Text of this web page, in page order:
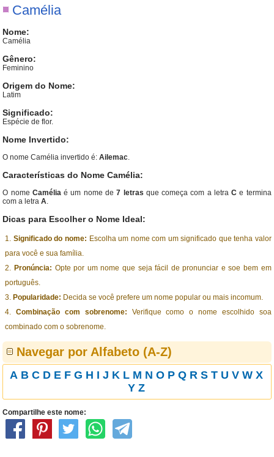
Camélia
Nome:
Camélia
Gênero:
Feminino
Origem do Nome:
Latim
Significado:
Espécie de flor.
Nome Invertido:
O nome Camélia invertido é:Ailemac.
Características do Nome Camélia:
O nome Caméliaé um nome de7 letras que começa com a letraC e termina
com a letraA.
Dicas para Escolher o Nome Ideal:
Significado do nome: Escolha um nome com um significado que tenha valor
para você e sua família.
Pronúncia: Opte por um nome que seja fácil de pronunciar e soe bem em
português.
Popularidade: Decida se você prefere um nome popular ou mais incomum.
Combinação com sobrenome: Verifique como o nome escolhido soa
combinado com o sobrenome.
Navegar por Alfabeto (A-Z)
A B C D E F G H I J K L M N O P Q R S T U V W X
Y Z
Compartilhe este nome: